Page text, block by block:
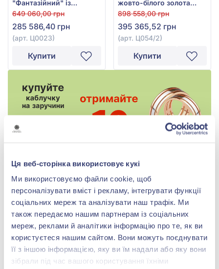
Ця веб-сторінка використовує кукі
Ми використовуємо файли cookie, щоб
персоналізувати вміст і рекламу, інтегрувати функції
соціальних мереж та аналізувати наш трафік. Ми
також передаємо нашим партнерам із соціальних
мереж, реклами й аналітики інформацію про те, як ви
користуєтеся нашим сайтом. Вони можуть поєднувати
її з іншою інформацією, яку ви їм надали або яку вони
зібрали під час вашого користування їхніми
"Фантазійний" із
червоно-білого золота
585°, арт. Ц0023
649 060,00 грн
285 586,40 грн
(арт. Ц0023)
Купити
жовто-білого золота
585°, арт. Ц054/2
898 558,00 грн
395 365,52 грн
(арт. Ц054/2)
Купити